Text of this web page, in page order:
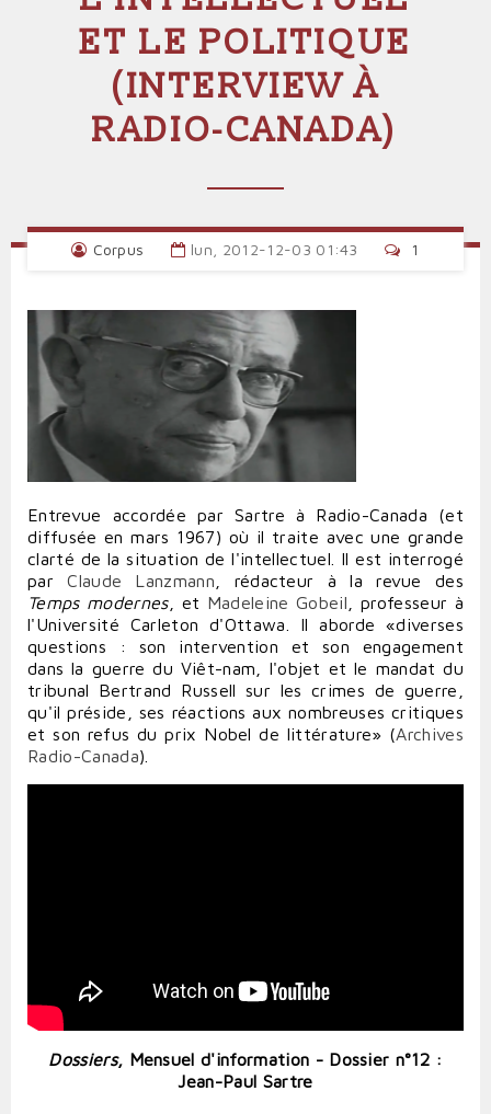
ET LE POLITIQUE
(INTERVIEW À
RADIO-CANADA)
Corpus lun, 2012-12-03 01:43 1
Entrevue accordée par Sartre à Radio-Canada (et
diffusée en mars 1967) où il traite avec une grande
clarté de la situation de l'intellectuel. Il est interrogé
parClaude Lanzmann , rédacteur à la revue des
Temps modernes, et Madeleine Gobeil , professeur à
l'Université Carleton d'Ottawa. Il aborde «diverses
questions : son intervention et son engagement
dans la guerre du Viêt-nam, l'objet et le mandat du
tribunal Bertrand Russell sur les crimes de guerre,
qu'il préside, ses réactions aux nombreuses critiques
et son refus du prix Nobel de littérature» (Archives
Radio-Canada).
Dossiers, Mensuel d'information - Dossier n°12 :
Jean-Paul Sartre